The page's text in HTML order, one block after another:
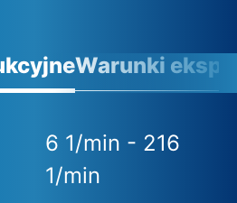
Warunki
6 1/min - 216
1/min